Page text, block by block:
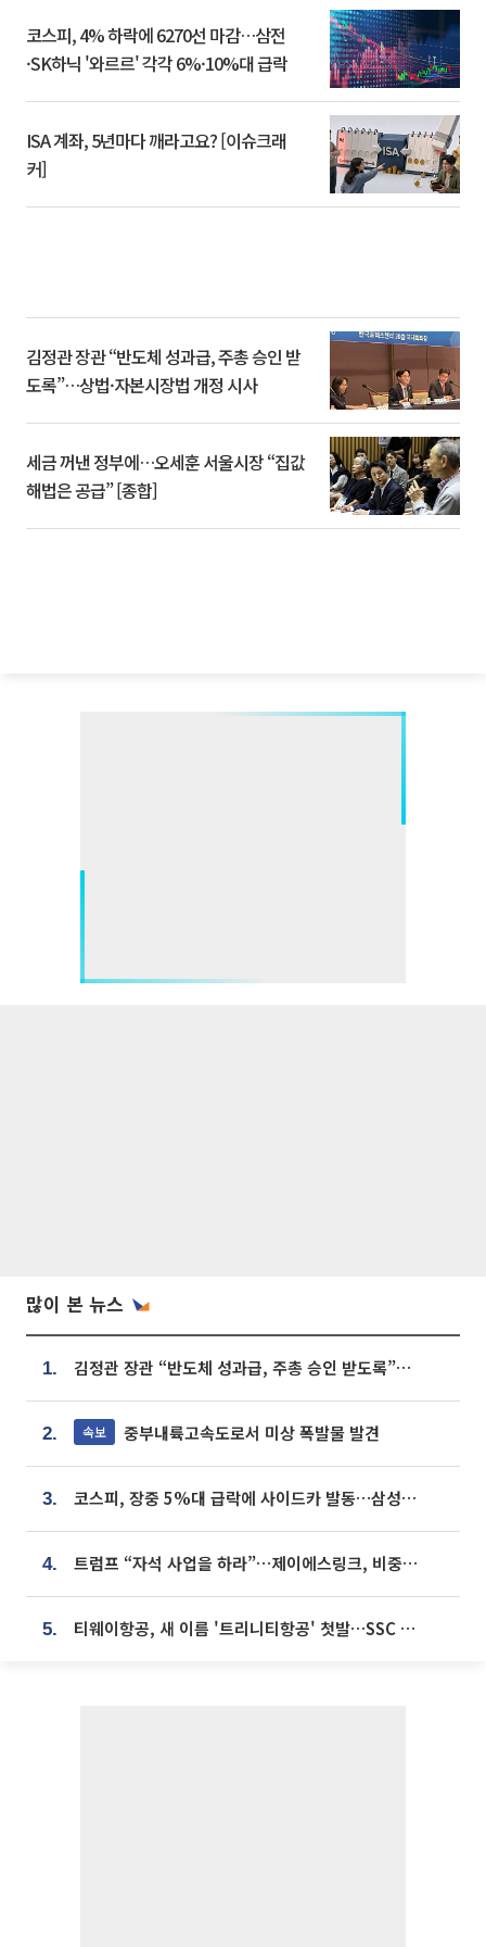
코스피, 4% 하락에 6270선 마감…삼전
·SK하닉 '와르르' 각각 6%·10%대 급락
ISA 계좌, 5년마다 깨라고요? [이슈크래
커]
김정관 장관 “반도체 성과급, 주총 승인 받
도록”…상법·자본시장법 개정 시사
세금 꺼낸 정부에…오세훈 서울시장 “집값
해법은 공급” [종합]
많이 본 뉴스
1. 김정관 장관 “반도체 성과급, 주총 승인 받도록”…상법·자본시장법 개정 시사
2. 속보 중부내륙고속도로서 미상 폭발물 발견
3. 코스피, 장중 5%대 급락에 사이드카 발동…삼성·SK 동반 폭락
4. 트럼프 “자석 사업을 하라”…제이에스링크, 비중국 영구자석 공급망 구축 속도
5. 티웨이항공, 새 이름 '트리니티항공' 첫발…SSC 전략 본격화